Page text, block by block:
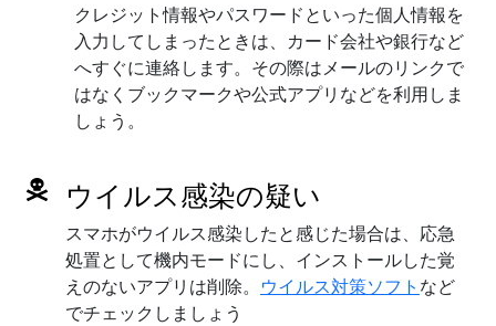
クレジット情報やパスワードといった個人情報を
入力してしまったときは、カード会社や銀行など
へすぐに連絡します。その際はメールのリンクで
はなくブックマークや公式アプリなどを利用しま
しょう。
ウイルス感染の疑い
スマホがウイルス感染したと感じた場合は、応急
処置として機内モードにし、インストールした覚
えのないアプリは削除。 ウイルス対策ソフト など
でチェックしましょう